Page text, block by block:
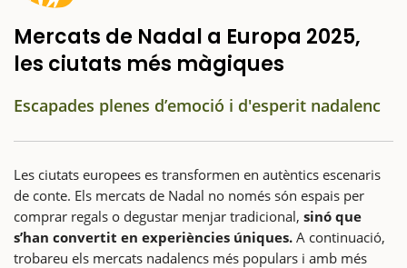
Mercats de Nadal a Europa 2025,
les ciutats més màgiques
Escapades plenes d’emoció i d'esperit nadalenc
Les ciutats europees es transformen en autèntics escenaris
de conte. Els mercats de Nadal no només són espais per
comprar regals o degustar menjar tradicional, sinó que
s’han convertit en experiències úniques. A continuació,
trobareu els mercats nadalencs més populars i amb més